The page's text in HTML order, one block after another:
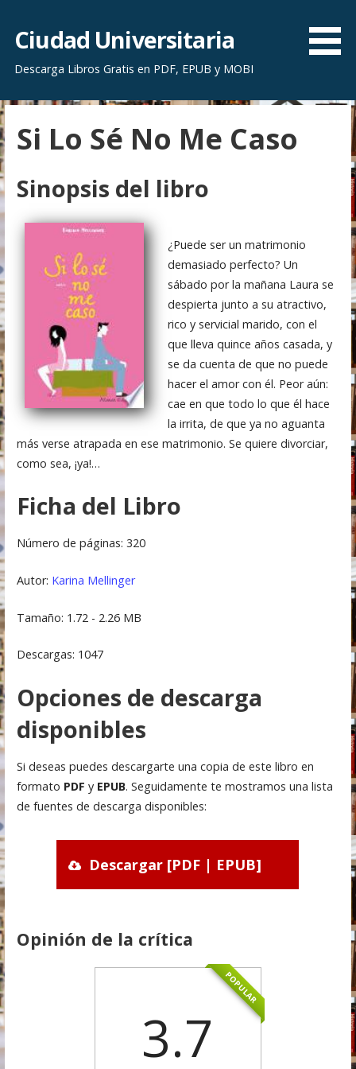
r
a
l
c
o
n
e
n
i
d
o
Ciudad Universitaria
Descarga Libros Gratis en PDF, EPUB y MOBI
Si Lo Sé No Me Caso
Sinopsis del libro
¿Puede ser un matrimonio
demasiado perfecto? Un
sábado por la mañana Laura se
despierta junto a su atractivo,
rico y servicial marido, con el
que lleva quince años casada, y
se da cuenta de que no puede
hacer el amor con él. Peor aún:
cae en que todo lo que él hace
la irrita, de que ya no aguanta
más verse atrapada en ese matrimonio. Se quiere divorciar,
como sea, ¡ya!…
Ficha del Libro
Número de páginas: 320
Autor: Karina Mellinger
Tamaño: 1.72 - 2.26 MB
Descargas: 1047
Opciones de descarga
disponibles
Si deseas puedes descargarte una copia de este libro en
formato PDF y EPUB. Seguidamente te mostramos una lista
de fuentes de descarga disponibles:
Descargar [PDF | EPUB]
Opinión de la crítica
POPULAR
3.7